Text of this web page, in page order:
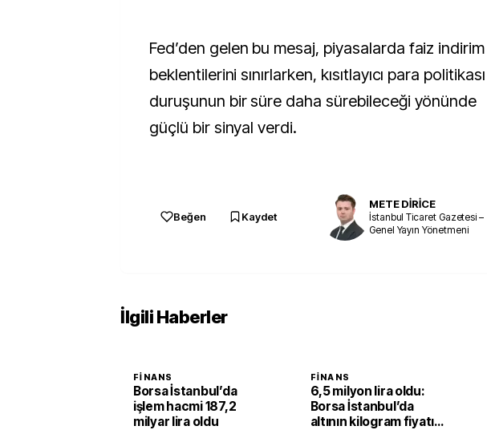
Fed’den gelen bu mesaj, piyasalarda faiz indirim
beklentilerini sınırlarken, kısıtlayıcı para politikası
duruşunun bir süre daha sürebileceği yönünde
güçlü bir sinyal verdi.
Beğen Kaydet
METE DİRİCE
İstanbul Ticaret Gazetesi –
Genel Yayın Yönetmeni
İlgili Haberler
FINANS
Borsa İstanbul’da
işlem hacmi 187,2
milyar lira oldu
FINANS
6,5 milyon lira oldu:
Borsa İstanbul’da
altının kilogram fiyatı